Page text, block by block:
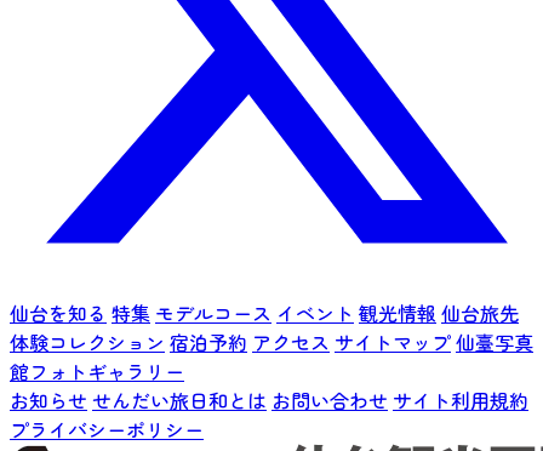
仙台を知る 特集 モデルコース イベント 観光情報 仙台旅先
体験コレクション 宿泊予約 アクセス サイトマップ仙臺写真
館フォトギャラリー
お知らせ せんだい旅日和とは お問い合わせ サイト利用規約
プライバシーポリシー